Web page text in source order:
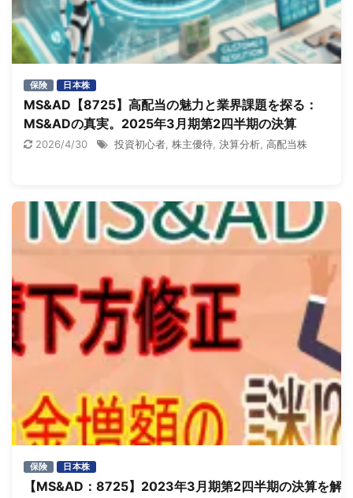
保険 日本株
MS&AD【8725】高配当の魅力と業界課題を探る：
MS&ADの真実。2025年3月期第2四半期の決算
2026/4/30 投資初心者 株主優待 決算分析 高配当株
保険 日本株
【MS&AD：8725】2023年3月期第2四半期の決算を解